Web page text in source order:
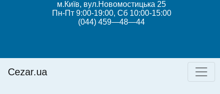
м.Київ, вул.Новомостицька 25
Пн-Пт 9:00-19:00, Сб 10:00-15:00
(044) 459—48—44
Cezar.ua